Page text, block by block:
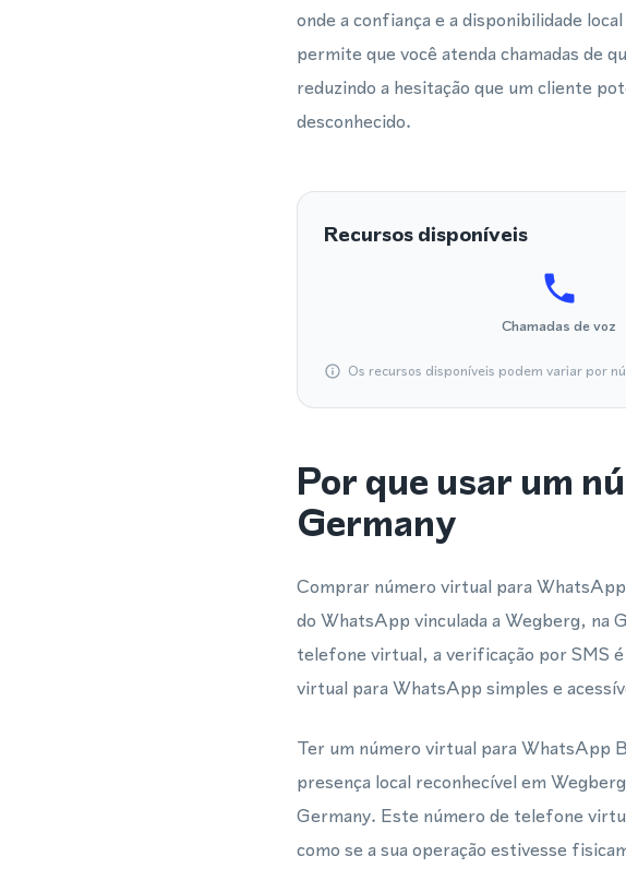
onde a confiança e a disponibilidade
permite que você atenda chamadas de
reduzindo a hesitação que um cliente
desconhecido.
Recursos disponíveis
Chamadas de voz
Os recursos disponíveis podem variar por
Por que usar um
Germany
Comprar número virtual para
do WhatsApp vinculada a Wegberg, na
telefone virtual, a verificação por SMS
virtual para WhatsApp simples e
Ter um número virtual para WhatsApp
presença local reconhecível em
Germany. Este número de telefone
como se a sua operação estivesse